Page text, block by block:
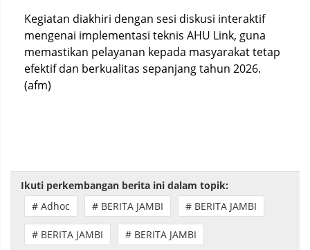
Kegiatan diakhiri dengan sesi diskusi interaktif
mengenai implementasi teknis AHU Link, guna
memastikan pelayanan kepada masyarakat tetap
efektif dan berkualitas sepanjang tahun 2026.
(afm)
Ikuti perkembangan berita ini dalam topik:
# Adhoc
# BERITA JAMBI # BERITA JAMBI
# BERITA JAMBI # BERITA JAMBI